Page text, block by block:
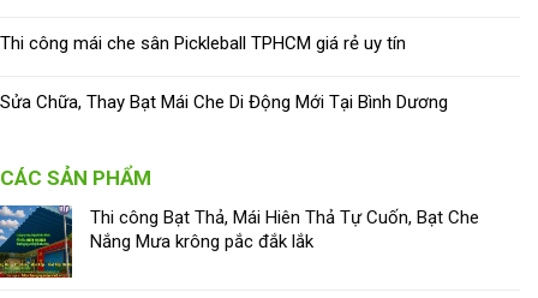
Thi công mái che sân Pickleball TPHCM giá rẻ uy tín
Sửa Chữa, Thay Bạt Mái Che Di Động Mới Tại Bình Dương
CÁC SẢN PHẨM
Thi công Bạt Thả, Mái Hiên Thả Tự Cuốn, Bạt Che
Nắng Mưa krông pắc đắk lắk